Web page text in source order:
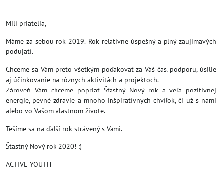
Milí priatelia,
Máme za sebou rok 2019. Rok relatívne úspešný a plný zaujímavých
podujatí.
Chceme sa Vám preto všetkým poďakovať za Váš čas, podporu, úsilie
aj účinkovanie na rôznych aktivitách a projektoch.
Zároveň Vám chceme popriať Šťastný Nový rok a veľa pozitívnej
energie, pevné zdravie a mnoho inšpiratívnych chvíľok, či už s nami
alebo vo Vašom vlastnom živote.
Tešíme sa na ďalší rok strávený s Vami.
Štastný Nový rok 2020! :)
ACTIVE YOUTH